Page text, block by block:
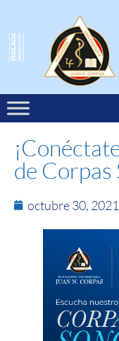
de Corpas
octubre 30, 2021